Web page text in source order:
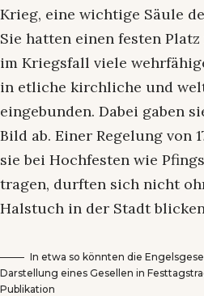
Krieg, eine wichtige Säule
Sie hatten einen festen
im Kriegsfall viele
in etliche kirchliche und
eingebunden. Dabei gaben
Bild ab. Einer Regelung von
sie bei Hochfesten wie
tragen, durften sich nicht
Halstuch in der Stadt
In etwa so könnten die
Darstellung eines Gesellen in
Publikation